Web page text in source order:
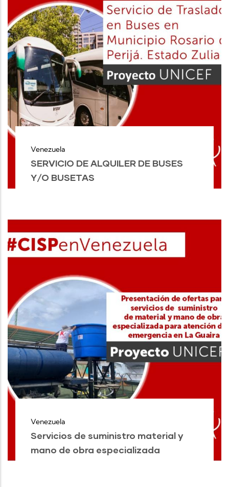
Venezuela
SERVICIO DE ALQUILER DE BUSES
Y/O BUSETAS
Venezuela
Servicios de suministro material y
mano de obra especializada